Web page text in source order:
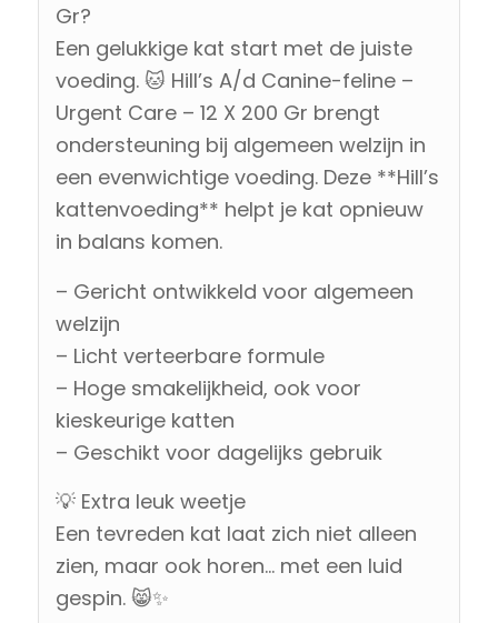
Gr?
Een gelukkige kat start met de juiste
voeding. 🐱 Hill’s A/d Canine-feline –
Urgent Care – 12 X 200 Gr brengt
ondersteuning bij algemeen welzijn in
een evenwichtige voeding. Deze **Hill’s
kattenvoeding** helpt je kat opnieuw
in balans komen.
– Gericht ontwikkeld voor algemeen
welzijn
– Licht verteerbare formule
– Hoge smakelijkheid, ook voor
kieskeurige katten
– Geschikt voor dagelijks gebruik
💡 Extra leuk weetje
Een tevreden kat laat zich niet alleen
zien, maar ook horen… met een luid
gespin. 😸✨